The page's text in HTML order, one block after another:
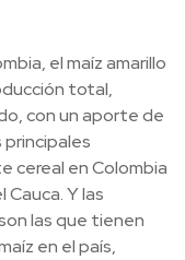
el maíz amarillo
total,
con un aporte de
cereal en Colombia
Y las
las que tienen
en el país,